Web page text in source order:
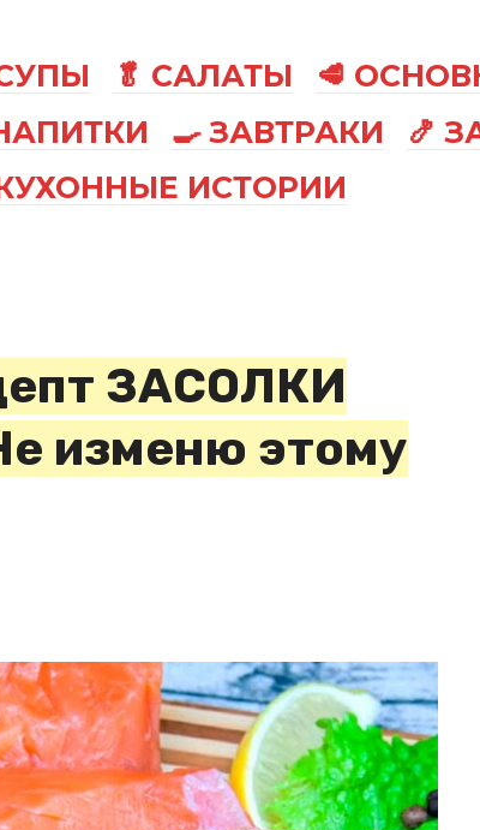
🥬 САЛАТЫ 🥩
🍳 ЗАВТРАКИ 🍤
ИСТОРИИ
ЗАСОЛКИ
изменю этому